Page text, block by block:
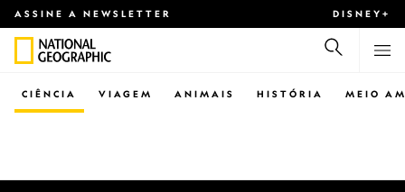
ASSINE A NEWSLETTER DISNEY+
CIÊNCIA VIAGEM ANIMAIS HISTÓRIA MEIO